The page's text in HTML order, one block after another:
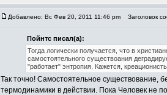
Добавлено: Вс Фев 20, 2011 11:46 pm Заголовок
Пойнтс писал(а):
Тогда логически получается, что в
самостоятельного существоания
"работает" энтропия. Кажется,
Так точно! Самостоятельное существование,
термодинамики в действии. Пока Человек не